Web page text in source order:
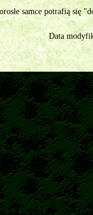
samce potrafią się
Data